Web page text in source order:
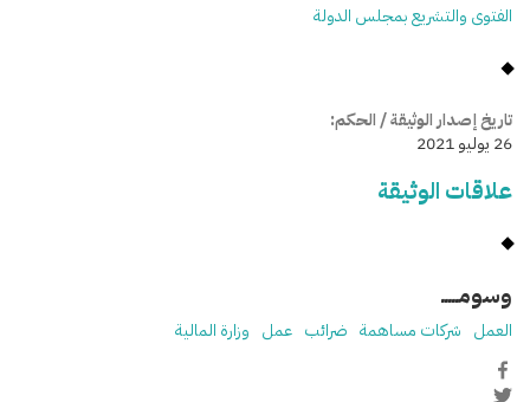
الفتوى والتشريع بمجلس الدولة
تاريخ إصدار الوثيقة / الحكم:
26 يوليو 2021
علاقات الوثيقة
وسومـــــ
العمل شركات مساهمة ضرائب عمل وزارة المالية